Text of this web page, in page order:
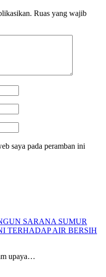
Ruas yang wajib
saya pada peramban ini
SARANA SUMUR
TERHADAP AIR BERSIH
upaya…